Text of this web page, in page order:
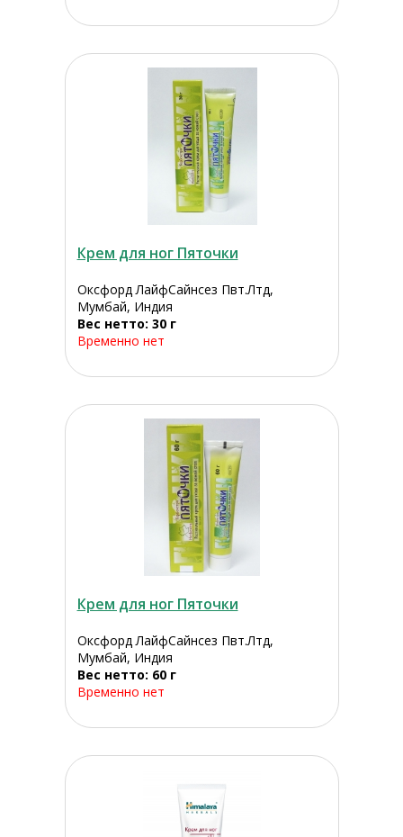
Крем для ног Пяточки
Оксфорд ЛайфСайнсез Пвт.Лтд,
Мумбай, Индия
Вес нетто: 30 г
Временно нет
Крем для ног Пяточки
Оксфорд ЛайфСайнсез Пвт.Лтд,
Мумбай, Индия
Вес нетто: 60 г
Временно нет